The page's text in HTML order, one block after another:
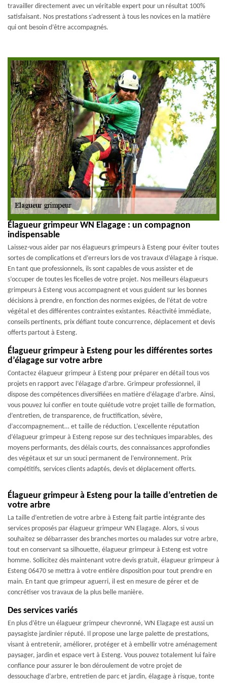
travailler directement avec un véritable expert pour un résultat 100%
satisfaisant. Nos prestations s’adressent à tous les novices en la matière
qui ont besoin d’être accompagnés.
Élagueur grimpeur WN Elagage : un compagnon
indispensable
Laissez-vous aider par nos élagueurs grimpeurs à Esteng pour éviter toutes
sortes de complications et d’erreurs lors de vos travaux d’élagage à risque.
En tant que professionnels, ils sont capables de vous assister et de
s’occuper de toutes les ficelles de votre projet. Nos meilleurs élagueurs
grimpeurs à Esteng vous accompagnent et vous guident sur les bonnes
décisions à prendre, en fonction des normes exigées, de l’état de votre
végétal et des différentes contraintes existantes. Réactivité immédiate,
conseils pertinents, prix défiant toute concurrence, déplacement et devis
offerts partout à Esteng.
Élagueur grimpeur à Esteng pour les différentes sortes
d’élagage sur votre arbre
Contactez élagueur grimpeur à Esteng pour préparer en détail tous vos
projets en rapport avec l’élagage d’arbre. Grimpeur professionnel, il
dispose des compétences diversifiées en matière d’élagage d’arbre. Ainsi,
vous pouvez lui confier en toute quiétude votre projet taille de formation,
d’entretien, de transparence, de fructification, sévère,
d’accompagnement… et taille de réduction. L’excellente réputation
d’élagueur grimpeur à Esteng repose sur des techniques imparables, des
moyens performants, des délais courts, des connaissances approfondies
des végétaux et sur un souci permanent de l’environnement. Prix
compétitifs, services clients adaptés, devis et déplacement offerts.
Élagueur grimpeur à Esteng pour la taille d’entretien de
votre arbre
La taille d’entretien de votre arbre à Esteng fait partie intégrante des
services proposés par élagueur grimpeur WN Elagage. Alors, si vous
souhaitez se débarrasser des branches mortes ou malades sur votre arbre,
tout en conservant sa silhouette, élagueur grimpeur à Esteng est votre
homme. Sollicitez dès maintenant votre devis gratuit, élagueur grimpeur à
Esteng 06470 se mettra à votre entière disposition pour tout prendre en
main. En tant que grimpeur aguerri, il est en mesure de gérer et de
concrétiser vos travaux de la plus belle manière.
Des services variés
En plus d’être un élagueur grimpeur chevronné, WN Elagage est aussi un
paysagiste jardinier réputé. Il propose une large palette de prestations,
visant à entretenir, améliorer, protéger et à embellir votre aménagement
paysager, jardin et espace vert à Esteng. Vous pouvez totalement lui faire
confiance pour assurer le bon déroulement de votre projet de
dessouchage d’arbre, entretien de parc et jardin, élagage à risque, tonte